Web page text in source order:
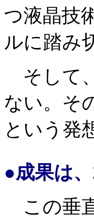
つ液晶技
ルに踏み
そして
ない。そ
という発
●成果は
この垂